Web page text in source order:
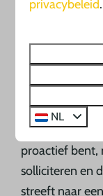
verbetering
Als jij
proactief bent,
solliciteren en
streeft naar
privacybeleid.
NL